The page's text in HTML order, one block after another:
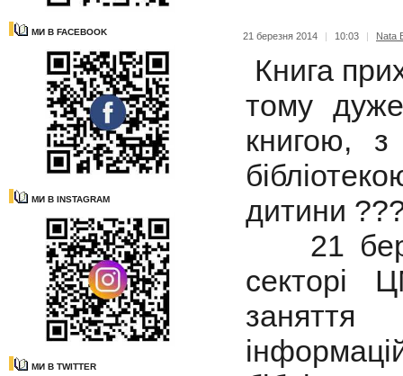
МИ В FACEBOOK
МИ В INSTAGRAM
МИ В TWITTER
21 березня 2014 | 10:03 | Nata
Книга
тому
книгою, з
дитини
21
секторі